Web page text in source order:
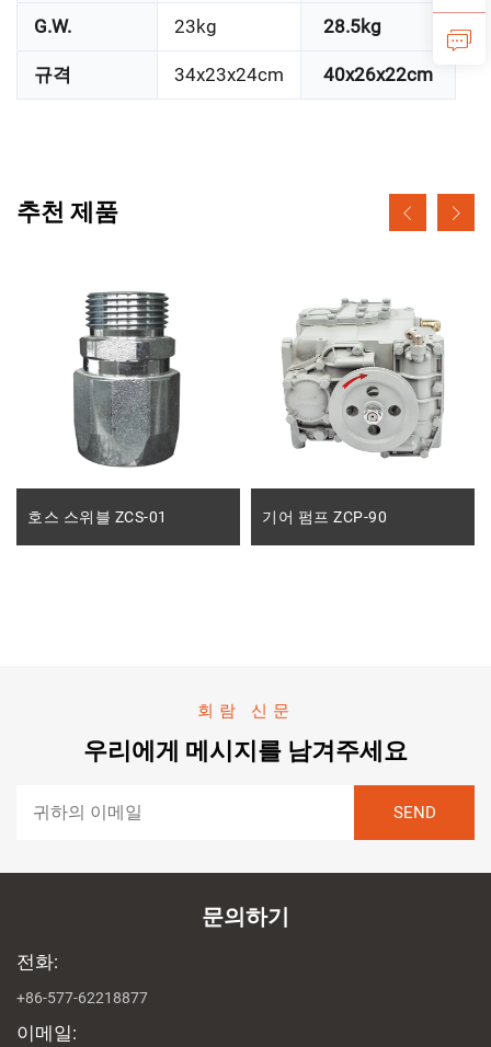
G.W. 23kg 28.5kg
규격 34x23x24cm 40x26x22cm
추천 제품
호스 스위블 ZCS-01 기어 펌프 ZCP-90
회람 신문
우리에게 메시지를 남겨주세요
문의하기
전화:
+86-577-62218877
이메일: